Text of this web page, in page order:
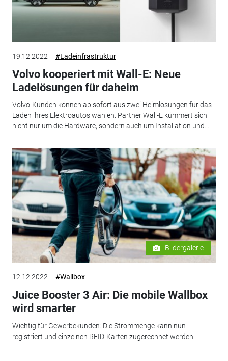
19.12.2022 #Ladeinfrastruktur
Volvo kooperiert mit Wall-E: Neue
Ladelösungen für daheim
Volvo-Kunden können ab sofort aus zwei Heimlösungen für das
Laden ihres Elektroautos wählen. Partner Wall-E kümmert sich
nicht nur um die Hardware, sondern auch um Installation und...
Bildergalerie
12.12.2022 #Wallbox
Juice Booster 3 Air: Die mobile Wallbox
wird smarter
Wichtig für Gewerbekunden: Die Strommenge kann nun
registriert und einzelnen RFID-Karten zugerechnet werden.